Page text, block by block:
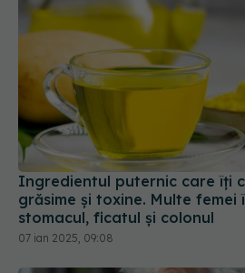
Ingredientul puternic care îți
grăsime și toxine. Multe femei
stomacul, ficatul și colonul
07 ian 2025, 09:08